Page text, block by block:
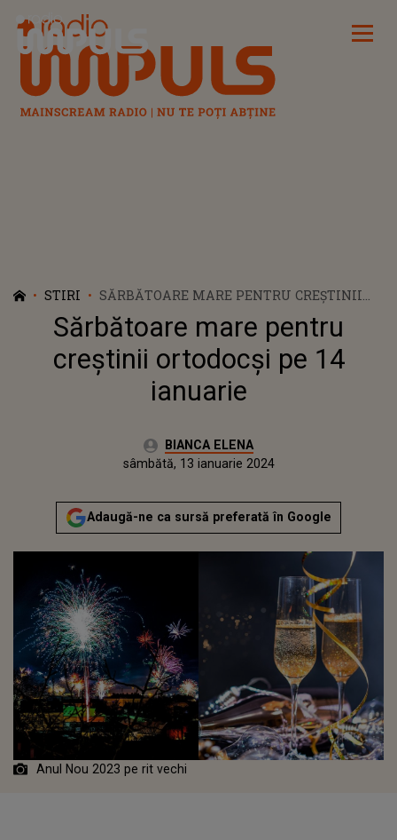
Radio Impuls
STIRI
SĂRBĂTOARE MARE PENTRU CREȘTINII
ORTODOCȘI PE 14 IANUARIE
Sărbătoare mare pentru
creștinii ortodocși pe 14
ianuarie
Autor:BIANCA ELENA
vineri, 13 ianuarie 2023Actualizat:
sâmbătă, 13 ianuarie 2024
Adaugă-ne ca sursă preferată în Google
Anul Nou 2023 pe rit vechi